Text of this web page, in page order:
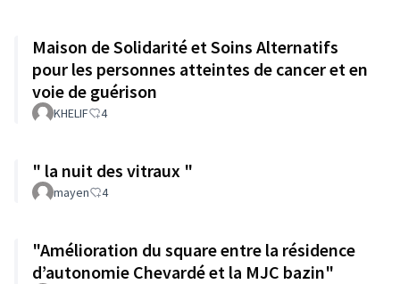
Maison de Solidarité et Soins Alternatifs
pour les personnes atteintes de cancer et en
voie de guérison
KHELIF 4
" la nuit des vitraux "
mayen 4
"Amélioration du square entre la résidence
d’autonomie Chevardé et la MJC bazin"